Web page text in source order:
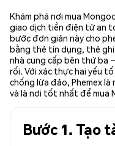
Khám phá nơi mua
giao dịch tiền điện tử an
bước đơn giản này cho
bằng thẻ tín dụng, thẻ ghi
nhà cung cấp bên thứ ba
rối. Với xác thực hai yếu
chống lừa đảo, Phemex
và là nơi tốt nhất để mua
Bước 1. Tạo